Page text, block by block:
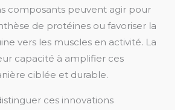
composants peuvent agir pour
de protéines ou favoriser la
vers les muscles en activité. La
capacité à amplifier ces
ciblée et durable.
ces innovations